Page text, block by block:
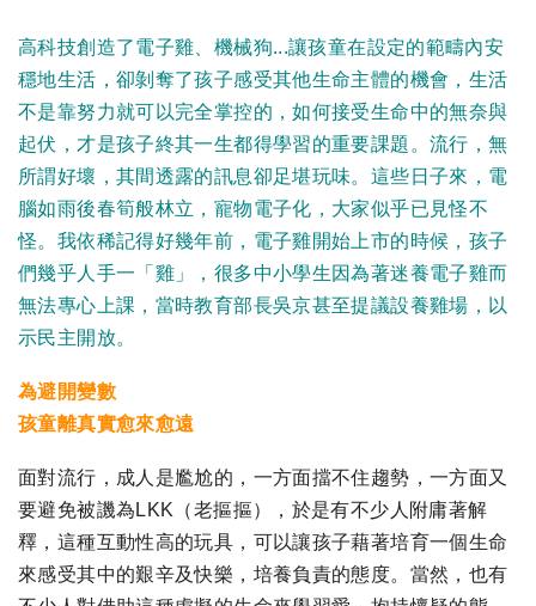
高科技創造了電子雞、機械狗...讓孩童在設定的範疇內安
穩地生活，卻剝奪了孩子感受其他生命主體的機會，生活
不是靠努力就可以完全掌控的，如何接受生命中的無奈與
起伏，才是孩子終其一生都得學習的重要課題。流行，無
所謂好壞，其間透露的訊息卻足堪玩味。這些日子來，電
腦如雨後春筍般林立，寵物電子化，大家似乎已見怪不
怪。我依稀記得好幾年前，電子雞開始上市的時候，孩子
們幾乎人手一「雞」，很多中小學生因為著迷養電子雞而
無法專心上課，當時教育部長吳京甚至提議設養雞場，以
示民主開放。
為避開變數
孩童離真實愈來愈遠
面對流行，成人是尷尬的，一方面擋不住趨勢，一方面又
要避免被譏為LKK（老摳摳），於是有不少人附庸著解
釋，這種互動性高的玩具，可以讓孩子藉著培育一個生命
來感受其中的艱辛及快樂，培養負責的態度。當然，也有